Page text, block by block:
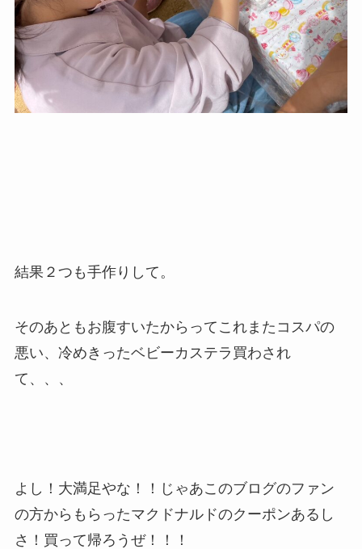
結果２つも手作りして。
そのあともお腹すいたからってこれまたコスパの
悪い、冷めきったベビーカステラ買わされ
て、、、
よし！大満足やな！！じゃあこのブログのファン
の方からもらったマクドナルドのクーポンあるし
さ！買って帰ろうぜ！！！